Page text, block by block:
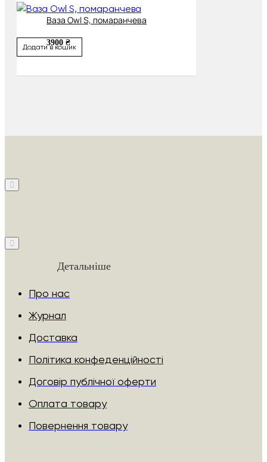
Ваза Owl S, помаранчева
3900 ₴
Додати в кошик
Детальніше
Про нас
Журнал
Доставка
Політика конфеденційності
Договір публічної оферти
Оплата товару
Повернення товару